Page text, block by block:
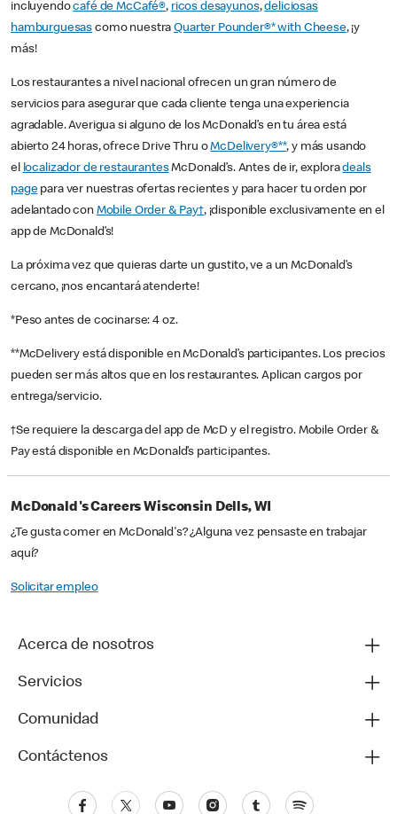
incluyendocafé de McCafé®, ricos desayunos,deliciosas
hamburguesas como nuestraQuarter Pounder®* with Cheese, ¡y
más!
Los restaurantes a nivel nacional ofrecen un gran número de
servicios para asegurar que cada cliente tenga una experiencia
agradable. Averigua si alguno de los McDonald’s en tu área está
abierto 24 horas, ofrece Drive Thru oMcDelivery®**, y más usando
el localizador de restaurantesMcDonald’s. Antes de ir, exploradeals
pagepara ver nuestras ofertas recientes y para hacer tu orden por
adelantado con Mobile Order & Pay†, ¡disponible exclusivamente en el
app de McDonald’s!
La próxima vez que quieras darte un gustito, ve a un McDonald’s
cercano, ¡nos encantará atenderte!
*Peso antes de cocinarse: 4 oz.
**McDelivery está disponible en McDonald’s participantes. Los precios
pueden ser más altos que en los restaurantes. Aplican cargos por
entrega/servicio.
†Se requiere la descarga del app de McD y el registro. Mobile Order &
Pay está disponible en McDonald’s participantes.
McDonald's Careers Wisconsin Dells, WI
¿Te gusta comer en McDonald's? ¿Alguna vez pensaste en trabajar
aquí?
Solicitar empleo
Acerca de nosotros
Servicios
Comunidad
Contáctenos